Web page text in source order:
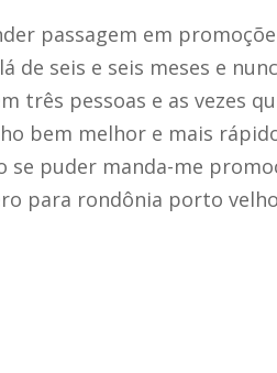
passagem em
de seis e seis meses e
três pessoas e as vezes
bem melhor e mais
se puder manda-me
para rondônia porto